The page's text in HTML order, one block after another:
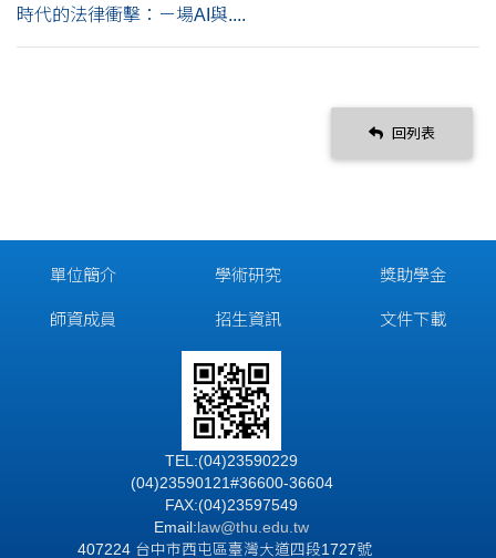
時代的法律衝擊：ㄧ場AI與....
回列表
單位簡介
師資成員
學術研究
招生資訊
獎助學金
文件下載
TEL:(04)23590229
(04)23590121#36600-36604
FAX:(04)23597549
Email: law@thu.edu.tw
407224 台中市西屯區臺灣大道四段1727號